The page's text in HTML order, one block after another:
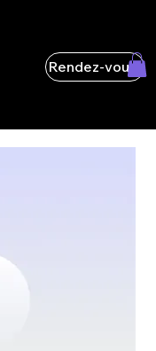
Rendez-vous